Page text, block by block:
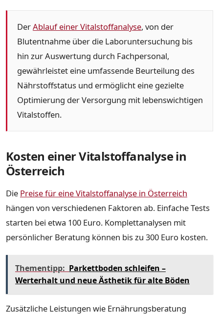
DerAblauf einer Vitalstoffanalyse, von der
Blutentnahme über die Laboruntersuchung bis
hin zur Auswertung durch Fachpersonal,
gewährleistet eine umfassende Beurteilung des
Nährstoffstatus und ermöglicht eine gezielte
Optimierung der Versorgung mit lebenswichtigen
Vitalstoffen.
Kosten einer Vitalstoffanalyse in
Österreich
Die Preise für eine Vitalstoffanalyse in Österreich
hängen von verschiedenen Faktoren ab. Einfache Tests
starten bei etwa 100 Euro. Komplettanalysen mit
persönlicher Beratung können bis zu 300 Euro kosten.
Thementipp: Parkettboden schleifen –
Werterhalt und neue Ästhetik für alte Böden
Zusätzliche Leistungen wie Ernährungsberatung